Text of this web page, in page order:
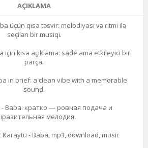
AÇIKLAMA
üçün qısa təsvir: melodiyası və ritmi ilə
seçilən bir musiqi.
için kısa açıklama: sade ama etkileyici bir
parça.
in brief: a clean vibe with a memorable
sound.
Baba: кратко — ровная подача и
мелодия.
- Baba, mp3, download, music